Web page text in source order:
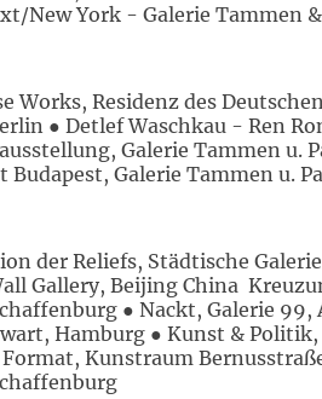
New York - Galerie Tammen
Works, Residenz des
● Detlef Waschkau - Ren
Galerie Tammen u.
Budapest, Galerie Tammen u.
der Reliefs, Städtische
Gallery, Beijing China
● Nackt, Galerie
Hamburg ● Kunst &
Kunstraum